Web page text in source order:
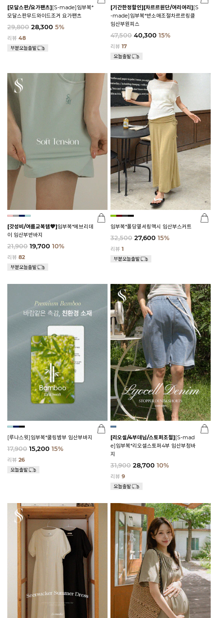
[모달스판/요가팬츠][S-made]임부복*
모달스판무드와이드조거 요가팬츠
29,800 28,300 5%
리뷰 48
[기간한정할인][차르르원단/여리여리][S
-made]임부복*반소매조절차르르링클
임산부원피스
47,500 40,300 15%
리뷰 17
[갓성비/여름교복템💙]임부복*에브리데
이 임산부반바지
21,900 19,700 10%
리뷰 82
임부복*폴딩옆셔링맥시 임산부스커트
32,500 27,600 15%
리뷰 1
[루나스윗]임부복*쿨링밤부 임산부바지
17,900 15,200 15%
리뷰 26
[리오셀/4부데님/스토퍼조절][S-mad
e]임부복*리오셀스토퍼4부 임산부청바
지
31,900 28,700 10%
리뷰 9